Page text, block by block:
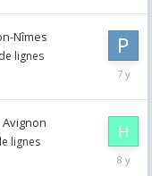
2021
Nîmes
lignes
July
2019
lignes
May